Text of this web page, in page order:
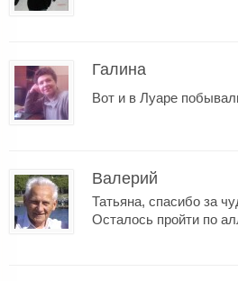
Галина
Вот и в Луаре
Валерий
Татьяна, спасибо за
Осталось пройти по